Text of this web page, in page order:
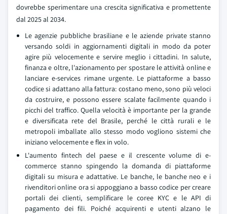
dovrebbe sperimentare una crescita significativa e promettente
dal 2025 al 2034.
Le agenzie pubbliche brasiliane e le aziende private stanno
versando soldi in aggiornamenti digitali in modo da poter
agire più velocemente e servire meglio i cittadini. In salute,
finanza e oltre, l'azionamento per spostare le attività online e
lanciare e-services rimane urgente. Le piattaforme a basso
codice si adattano alla fattura: costano meno, sono più veloci
da costruire, e possono essere scalate facilmente quando i
picchi del traffico. Quella velocità è importante per la grande
e diversificata rete del Brasile, perché le città rurali e le
metropoli imballate allo stesso modo vogliono sistemi che
iniziano velocemente e flex in volo.
L'aumento fintech del paese e il crescente volume di e-
commerce stanno spingendo la domanda di piattaforme
digitali su misura e adattative. Le banche, le banche neo e i
rivenditori online ora si appoggiano a basso codice per creare
portali dei clienti, semplificare le coree KYC e le API di
pagamento dei fili. Poiché acquirenti e utenti alzano le